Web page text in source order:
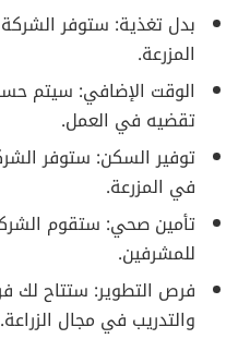
بدل تغذية: ستوفر
المزرعة.
الوقت الإضافي: سيتم
تقضيه في العمل.
توفير السكن: ستوفر
في المزرعة.
تأمين صحي: ستقوم
للمشرفين.
فرص التطوير: ستتاح لك
والتدريب في مجال الزراعة.